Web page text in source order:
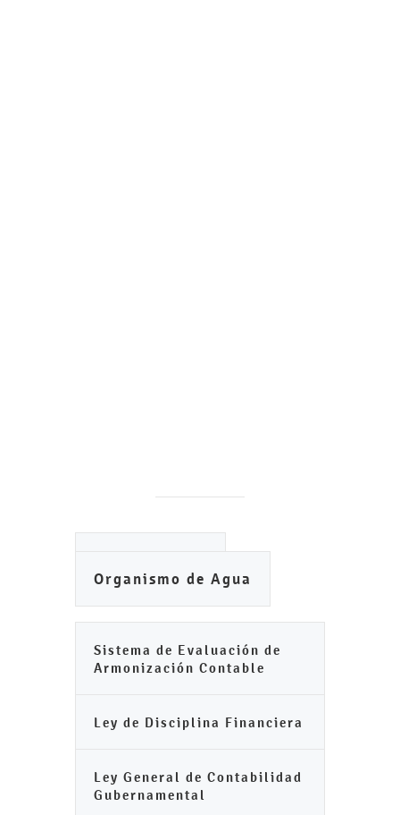
Organismo de Agua
Sistema de Evaluación de
Armonización Contable
Ley de Disciplina Financiera
Ley General de Contabilidad
Gubernamental